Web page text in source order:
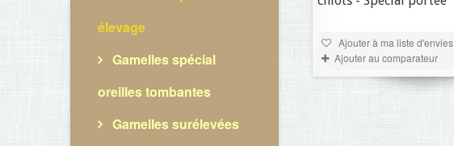
élevage
Gamelles spécial
oreilles tombantes
Gamelles surélevées
Ajouter à ma liste d'envies
Ajouter au comparateur